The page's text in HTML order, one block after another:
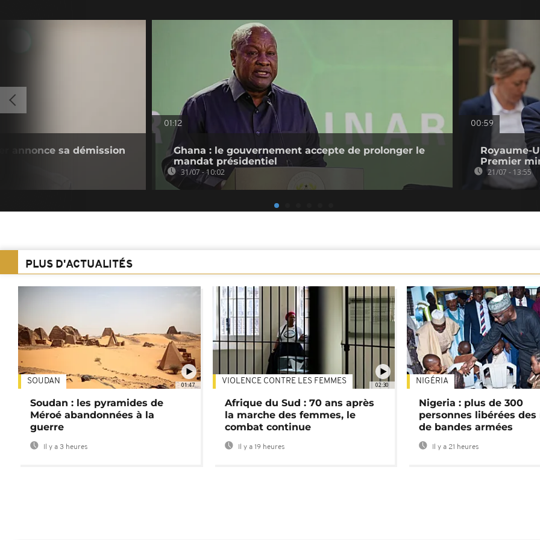
annonce sa démission
01:12
Ghana : le gouvernement accepte de prolonger le
mandat présidentiel
31/07 - 10:02
00:59
Royaume-
Premier
21/07 - 13:55
PLUS D'ACTUALITÉS
01:47
SOUDAN
Soudan : les pyramides de
Méroé abandonnées à la
guerre
Il y a 3 heures
02:30
VIOLENCE CONTRE LES FEMMES
Afrique du Sud : 70 ans après
la marche des femmes, le
combat continue
Il y a 19 heures
NIGÉRIA
Nigeria : plus de 300
personnes libérées des
de bandes armées
Il y a 21 heures